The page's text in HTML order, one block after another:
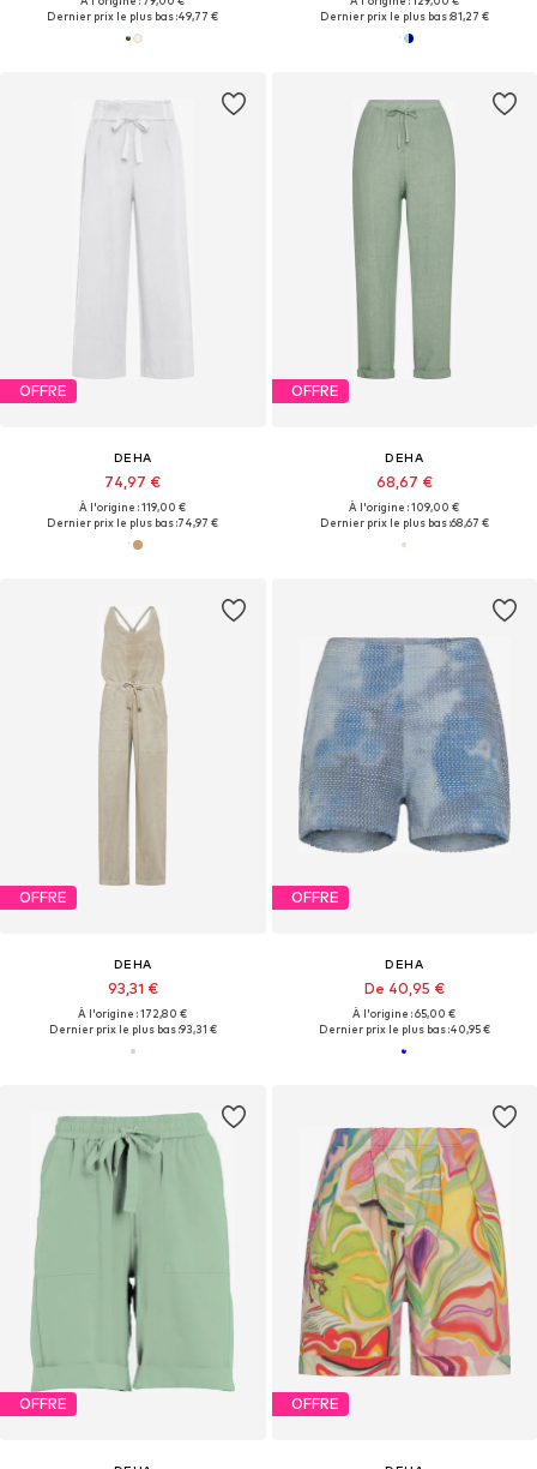
Dernier prix le plus bas :49,77 €
Dernier prix le plus bas :81,27 €
OFFRE
DEHA
74,97 €
À l'origine : 119,00 €
Dernier prix le plus bas :74,97 €
OFFRE
DEHA
68,67 €
À l'origine : 109,00 €
Dernier prix le plus bas :68,67 €
OFFRE
DEHA
93,31 €
À l'origine : 172,80 €
Dernier prix le plus bas :93,31 €
OFFRE
DEHA
De 40,95 €
À l'origine : 65,00 €
Dernier prix le plus bas :40,95 €
OFFRE OFFRE